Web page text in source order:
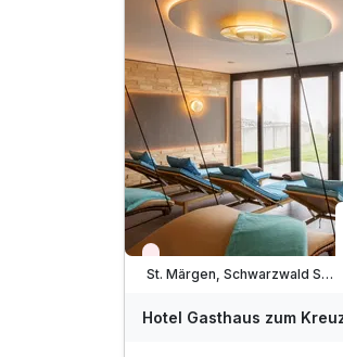
Nur noch Restplätze
St. Märgen, Schwarzwald Süd
Hotel Gasthaus zum